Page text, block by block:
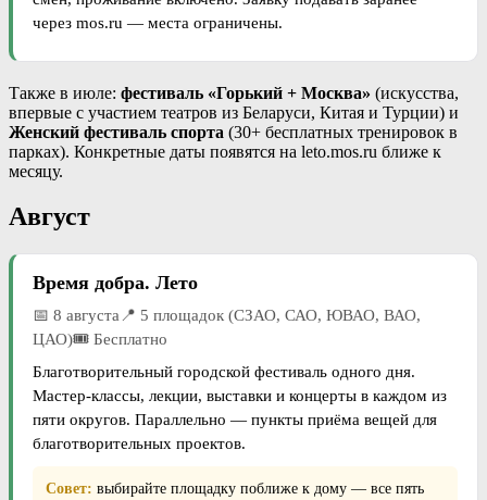
через mos.ru — места ограничены.
Также в июле: фестиваль «Горький + Москва» (искусства,
впервые с участием театров из Беларуси, Китая и Турции) и
Женский фестиваль спорта (30+ бесплатных тренировок в
парках). Конкретные даты появятся на leto.mos.ru ближе к
месяцу.
Август
Время добра. Лето
📅 8 августа📍 5 площадок (СЗАО, САО, ЮВАО, ВАО,
ЦАО)🎟 Бесплатно
Благотворительный городской фестиваль одного дня.
Мастер-классы, лекции, выставки и концерты в каждом из
пяти округов. Параллельно — пункты приёма вещей для
благотворительных проектов.
Совет: выбирайте площадку поближе к дому — все пять